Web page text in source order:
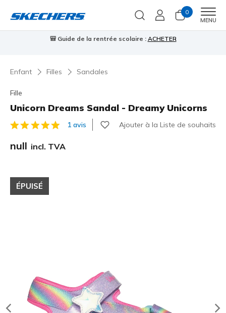
0
MENU
🎒 Guide de la rentrée scolaire : ACHETER
Enfant Filles Sandales
Fille
Unicorn Dreams Sandal - Dreamy Unicorns
Évaluation client 3,9 sur 5
1 avis Ajouter à la Liste de souhaits
null incl. TVA
ÉPUISÉ